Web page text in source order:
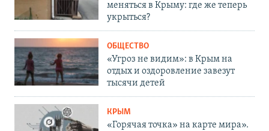
меняться в Крыму: где же теперь
укрыться?
ОБЩЕСТВО
«Угроз не видим»: в Крым на
отдых и оздоровление завезут
тысячи детей
КРЫМ
«Горячая точка» на карте мира».